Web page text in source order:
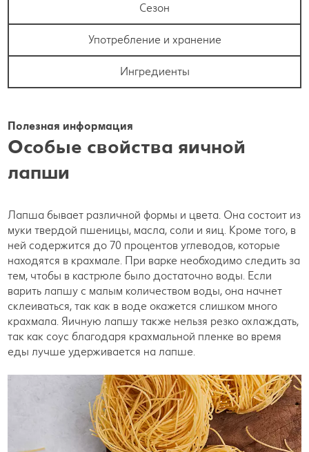
Сезон
Употребление и хранение
Ингредиенты
Полезная информация
Особые свойства яичной
лапши
Лапша бывает различной формы и цвета. Она состоит из
муки твердой пшеницы, масла, соли и яиц. Кроме того, в
ней содержится до 70 процентов углеводов, которые
находятся в крахмале. При варке необходимо следить за
тем, чтобы в кастрюле было достаточно воды. Если
варить лапшу с малым количеством воды, она начнет
склеиваться, так как в воде окажется слишком много
крахмала. Яичную лапшу также нельзя резко охлаждать,
так как соус благодаря крахмальной пленке во время
еды лучше удерживается на лапше.